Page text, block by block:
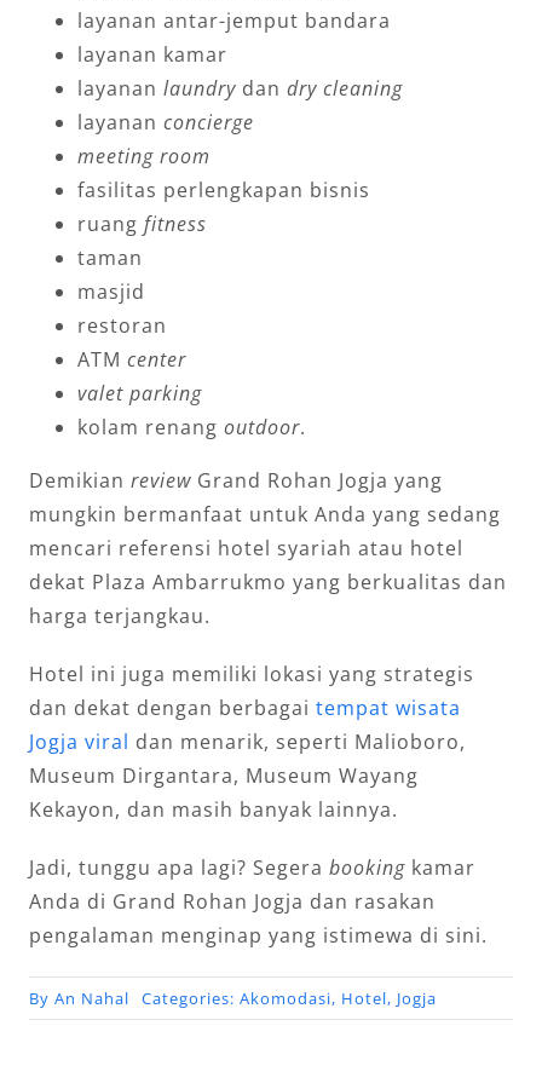
layanan antar-jemput bandara
layanan kamar
layanan laundrydan dry cleaning
layanan concierge
meeting room
fasilitas perlengkapan bisnis
ruang fitness
taman
masjid
restoran
ATM center
valet parking
kolam renang outdoor.
Demikian reviewGrand Rohan Jogja yang
mungkin bermanfaat untuk Anda yang sedang
mencari referensi hotel syariah atau hotel
dekat Plaza Ambarrukmo yang berkualitas dan
harga terjangkau.
Hotel ini juga memiliki lokasi yang strategis
dan dekat dengan berbagai tempat wisata
Jogja viral dan menarik, seperti Malioboro,
Museum Dirgantara, Museum Wayang
Kekayon, dan masih banyak lainnya.
Jadi, tunggu apa lagi? Segera bookingkamar
Anda di Grand Rohan Jogja dan rasakan
pengalaman menginap yang istimewa di sini.
By An Nahal Categories: Akomodasi, Hotel, Jogja